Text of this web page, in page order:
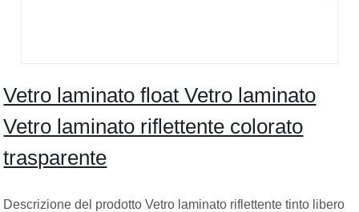
Vetro laminato float Vetro laminato
Vetro laminato riflettente colorato
trasparente
Descrizione del prodotto Vetro laminato riflettente tinto libero